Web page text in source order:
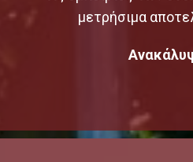
μετρήσιμα